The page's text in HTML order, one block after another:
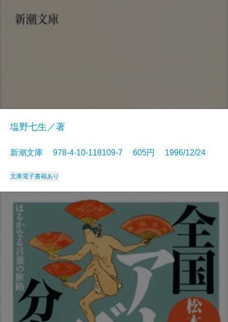
塩野七生／著
新潮文庫 978-4-10-118109-7 605円 1996/12/24
文庫電子書籍あり